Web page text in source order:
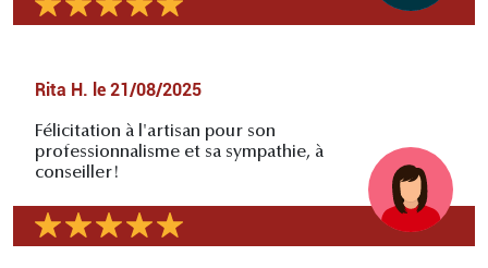
Rita H. le 21/08/2025
Félicitation à l'artisan pour son
professionnalisme et sa sympathie, à
conseiller!